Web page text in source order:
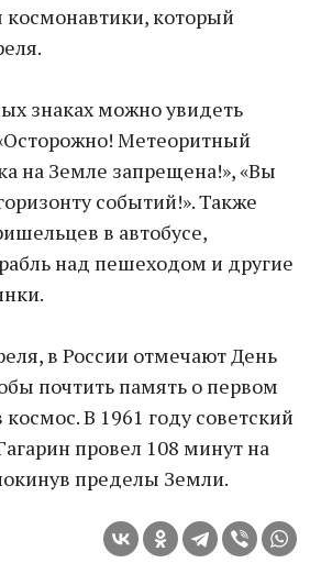
космонавтики, который
знаках можно увидеть
Метеоритный
на Земле запрещена!», «Вы
событий!». Также
в автобусе,
над пешеходом и другие
в России отмечают День
почтить память о первом
В 1961 году советский
провел 108 минут на
пределы Земли.